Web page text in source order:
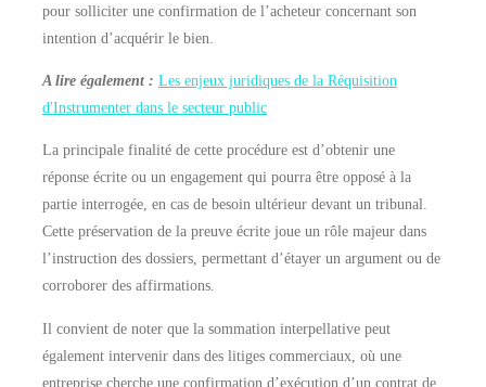
pour solliciter une confirmation de l’acheteur concernant son
intention d’acquérir le bien.
A lire également : Les enjeux juridiques de la Réquisition
d'Instrumenter dans le secteur public
La principale finalité de cette procédure est d’obtenir une
réponse écrite ou un engagement qui pourra être opposé à la
partie interrogée, en cas de besoin ultérieur devant un tribunal.
Cette préservation de la preuve écrite joue un rôle majeur dans
l’instruction des dossiers, permettant d’étayer un argument ou de
corroborer des affirmations.
Il convient de noter que la sommation interpellative peut
également intervenir dans des litiges commerciaux, où une
entreprise cherche une confirmation d’exécution d’un contrat de